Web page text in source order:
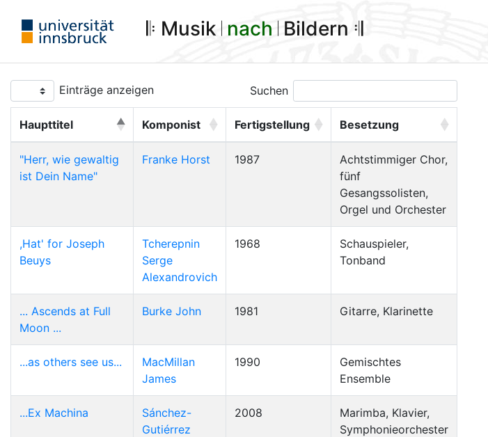
𝄆 Musik 𝄀 nach 𝄀 Bildern 𝄇
Einträge anzeigen Suchen
Haupttitel Komponist Fertigstellung Besetzung
"Herr, wie gewaltig
ist Dein Name"
Franke Horst 1987
Achtstimmiger Chor,
fünf
Gesangssolisten,
Orgel und Orchester
,Hat' for Joseph
Beuys
Tcherepnin
Serge
Alexandrovich
1968
Schauspieler,
Tonband
... Ascends at Full
Moon ...
Burke John 1981 Gitarre, Klarinette
...as others see us...
MacMillan
James
1990
Gemischtes
Ensemble
...Ex Machina
Sánchez-
Gutiérrez
2008
Marimba, Klavier,
Symphonieorchester